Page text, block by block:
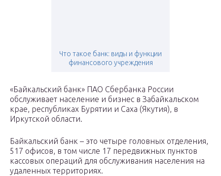
Что такое банк: виды и функции
финансового учреждения
«Байкальский банк» ПАО Сбербанка России
обслуживает население и бизнес в Забайкальском
крае, республиках Бурятии и Саха (Якутия), в
Иркутской области.
Байкальский банк – это четыре головных отделения,
517 офисов, в том числе 17 передвижных пунктов
кассовых операций для обслуживания населения на
удаленных территориях.